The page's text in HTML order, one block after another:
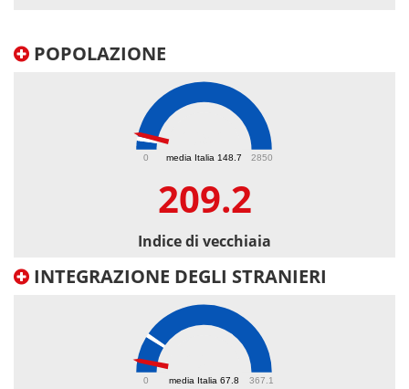
POPOLAZIONE
media Italia 148.7
0 2850
209.2
Indice di vecchiaia
INTEGRAZIONE DEGLI STRANIERI
media Italia 67.8
0 367.1